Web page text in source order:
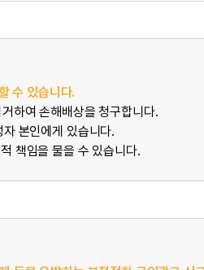
수 있습니다.
하여 손해배상을 청구합니다.
본인에게 있습니다.
책임을 물을 수 있습니다.